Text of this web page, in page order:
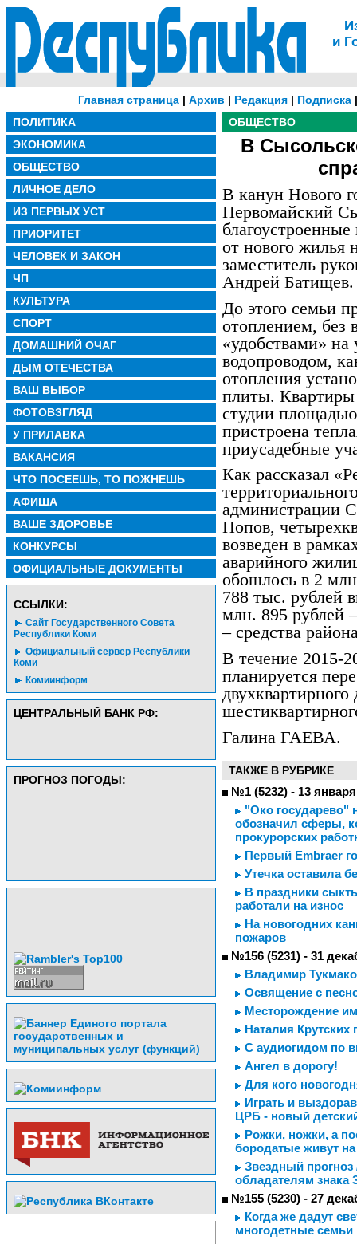
и
Главная страница | Архив | Редакция | Подписка
ПОЛИТИКА
ЭКОНОМИКА
ОБЩЕСТВО
ЛИЧНОЕ ДЕЛО
ИЗ ПЕРВЫХ УСТ
ПРИОРИТЕТ
ЧЕЛОВЕК И ЗАКОН
ЧП
КУЛЬТУРА
СПОРТ
ДОМАШНИЙ ОЧАГ
ДЫМ ОТЕЧЕСТВА
ВАШ ВЫБОР
ФОТОВЗГЛЯД
У ПРИЛАВКА
ВАКАНСИЯ
ЧТО ПОСЕЕШЬ, ТО ПОЖНЕШЬ
АФИША
ВАШЕ ЗДОРОВЬЕ
КОНКУРСЫ
ОФИЦИАЛЬНЫЕ ДОКУМЕНТЫ
CСЫЛКИ:
Сайт Государственного Совета
Республики Коми
Официальный сервер Республики
Коми
Комиинформ
ЦЕНТРАЛЬНЫЙ БАНК РФ:
ПРОГНОЗ ПОГОДЫ:
ОБЩЕСТВО
В
В канун Нового
Первомайский
от нового жилья
заместитель
Андрей Батищев.
До этого семьи
отоплением, без
«удобствами»
водопроводом,
отопления
плиты. Квартиры
студии
пристроена
приусадебные
Как рассказал
администрации
Попов,
возведен в
аварийного
обошлось в 2
788 тыс. рублей
млн. 895 рублей
– средства
В течение 2015-
планируется
Галина ГАЕВА.
ТАКЖЕ В РУБРИКЕ
№1 (5232) - 13 января
"Око государево"
обозначил сферы,
прокурорских
Первый Embraer
Утечка оставила
В праздники
работали на износ
На новогодних
пожаров
№156 (5231) - 31
Владимир
Освящение с
Месторождение
Наталия
С аудиогидом по
Ангел в дорогу!
Для кого
Играть и
ЦРБ - новый
Рожки, ножки, а
бородатые живут
Звездный
обладателям знака
№155 (5230) - 27
Когда же дадут
многодетные семьи